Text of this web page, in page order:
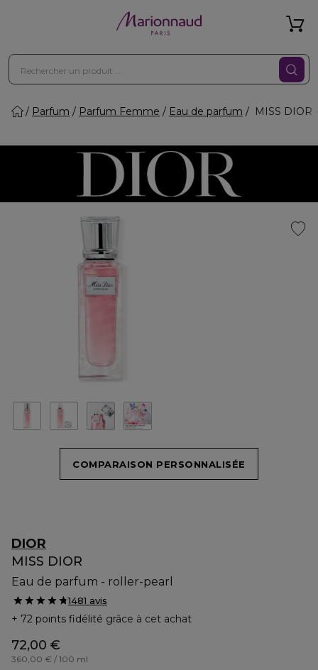
Parfum Parfum Femme Eau de parfum MISS DIOR
COMPARAISON PERSONNALISÉE
DIOR
MISS DIOR
Eau de parfum - roller-pearl
1481 avis
72 points fidélité grâce à cet achat
72,00 €
360,00 € / 100 ml